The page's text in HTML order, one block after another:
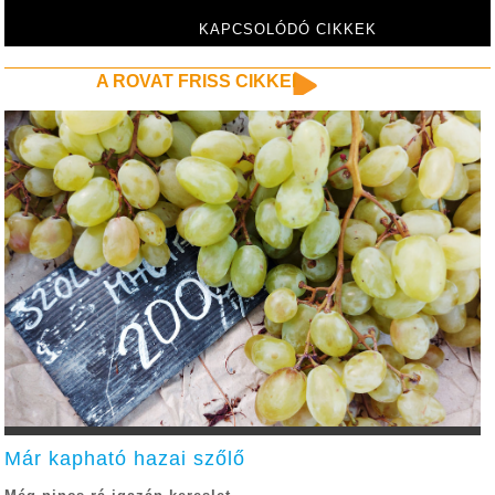
KAPCSOLÓDÓ CIKKEK
A ROVAT FRISS CIKKEI
Már kapható hazai szőlő